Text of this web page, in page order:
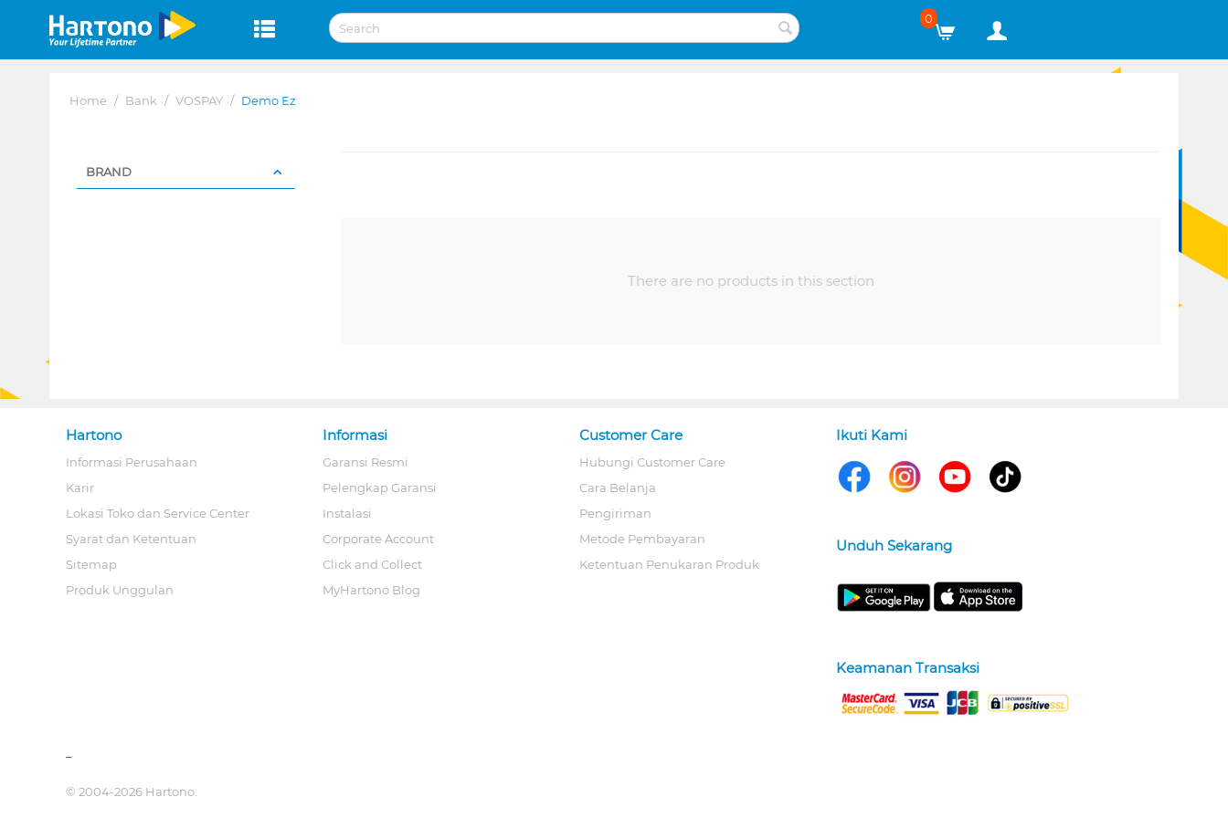
0
Home / Bank / VOSPAY / Demo Ez
BRAND
There are no products in this section
Hartono
Informasi Perusahaan
Karir
Lokasi Toko dan Service Center
Syarat dan Ketentuan
Sitemap
Produk Unggulan
Informasi
Garansi Resmi
Pelengkap Garansi
Instalasi
Corporate Account
Click and Collect
MyHartono Blog
Customer Care
Hubungi Customer Care
Cara Belanja
Pengiriman
Metode Pembayaran
Ketentuan Penukaran Produk
Ikuti Kami
Unduh Sekarang
Keamanan Transaksi
© 2004-2026 Hartono.